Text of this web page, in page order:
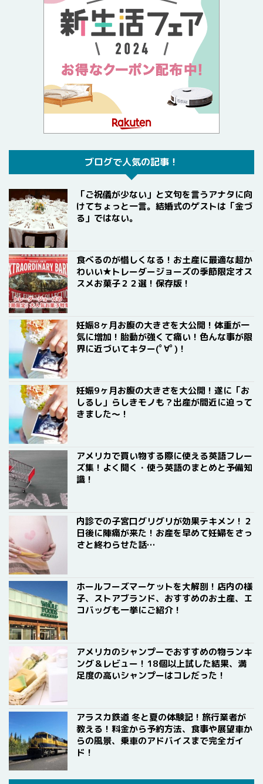
ブログで人気の記事！
「ご祝儀が少ない」と文句を言うアナタに向
けてちょっと一言。結婚式のゲストは「金づ
る」ではない。
食べるのが惜しくなる！お土産に最適な超か
わいい★トレーダージョーズの季節限定オス
スメお菓子２２選！保存版！
妊娠8ヶ月お腹の大きさを大公開！体重が一
気に増加！胎動が強くて痛い！色んな事が限
界に近づいてキター(ﾟ∀ﾟ)！
妊娠9ヶ月お腹の大きさを大公開！遂に「お
しるし」らしきモノも？出産が間近に迫って
きました〜！
アメリカで買い物する際に使える英語フレー
ズ集！よく聞く・使う英語のまとめと予備知
識！
内診での子宮口グリグリが効果テキメン！２
日後に陣痛が来た！お産を早めて妊婦をさっ
さと終わらせた話…
ホールフーズマーケットを大解剖！店内の様
子、ストアブランド、おすすめのお土産、エ
コバッグも一挙にご紹介！
アメリカのシャンプーでおすすめの物ランキ
ング＆レビュー！18個以上試した結果、満
足度の高いシャンプーはコレだった！
アラスカ鉄道 冬と夏の体験記！旅行業者が
教える！料金から予約方法、食事や展望車か
らの風景、乗車のアドバイスまで完全ガイ
ド！